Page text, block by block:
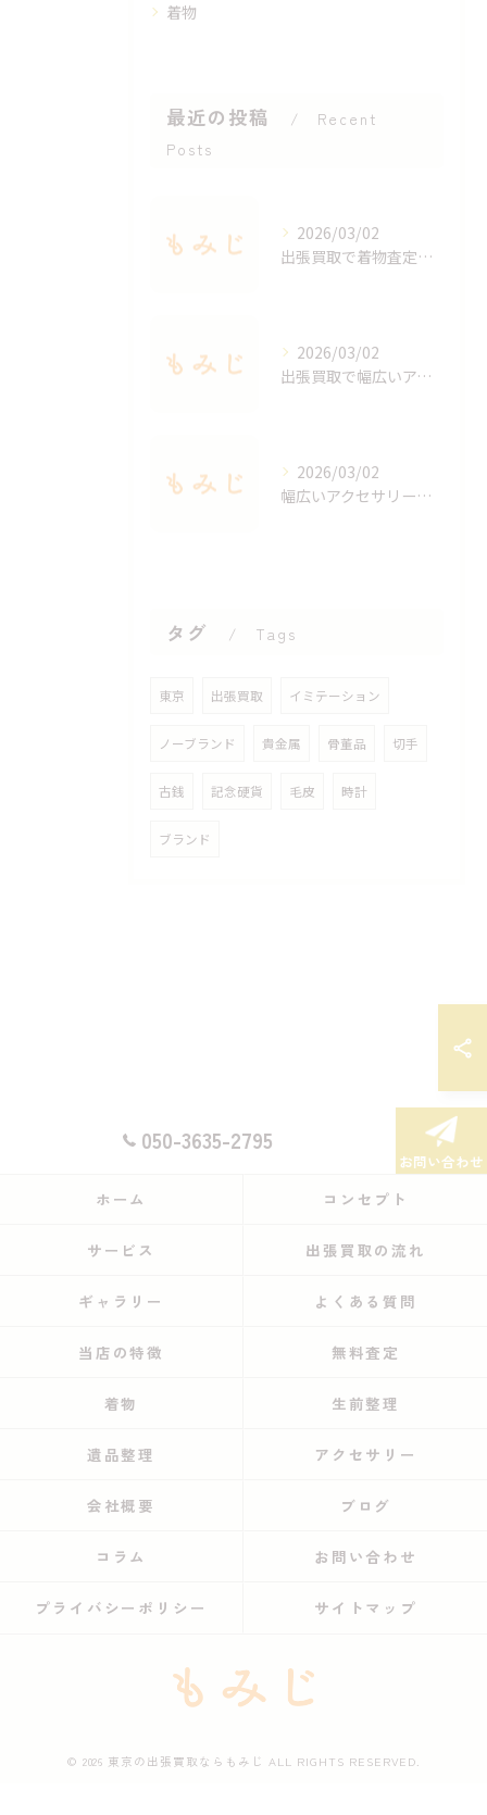
着物
最近の投稿
Recent
Posts
2026/03/02
出張買取で着物査定のポイントと価値を見極める方法
2026/03/02
出張買取で幅広いアクセサリーを適正査定する秘訣
2026/03/02
幅広いアクセサリーを出張買取で手軽に査定する方法
タグ Tags
東京 出張買取 イミテーション
ノーブランド 貴金属 骨董品 切手
古銭 記念硬貨 毛皮 時計
ブランド
050-3635-2795
お問い合わせ
ホーム コンセプト
サービス 出張買取の流れ
ギャラリー よくある質問
当店の特徴 無料査定
着物 生前整理
遺品整理 アクセサリー
会社概要 ブログ
コラム お問い合わせ
プライバシーポリシー サイトマップ
© 2026 東京の出張買取ならもみじ ALL RIGHTS RESERVED.